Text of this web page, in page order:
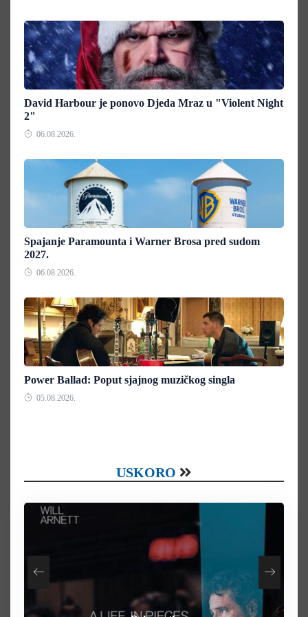
David Harbour je ponovo Djeda Mraz u "Violent Night
2"
06.08.2026.
Spajanje Paramounta i Warner Brosa pred sudom
2027.
06.08.2026.
Power Ballad: Poput sjajnog muzičkog singla
05.08.2026.
USKORO